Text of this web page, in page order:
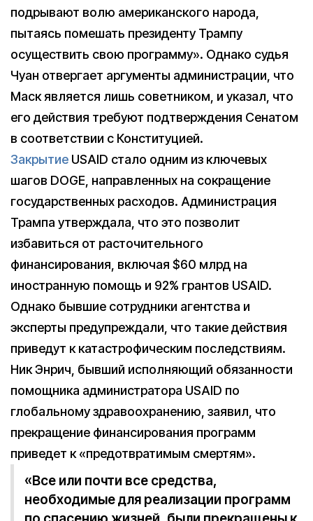
подрывают волю американского народа,
пытаясь помешать президенту Трампу
осуществить свою программу». Однако судья
Чуан отвергает аргументы администрации, что
Маск является лишь советником, и указал, что
его действия требуют подтверждения Сенатом
в соответствии с Конституцией.
Закрытие USAID стало одним из ключевых
шагов DOGE, направленных на сокращение
государственных расходов. Администрация
Трампа утверждала, что это позволит
избавиться от расточительного
финансирования, включая $60 млрд на
иностранную помощь и 92% грантов USAID.
Однако бывшие сотрудники агентства и
эксперты предупреждали, что такие действия
приведут к катастрофическим последствиям.
Ник Энрич, бывший исполняющий обязанности
помощника администратора USAID по
глобальному здравоохранению, заявил, что
прекращение финансирования программ
приведет к «предотвратимым смертям».
«Все или почти все средства,
необходимые для реализации программ